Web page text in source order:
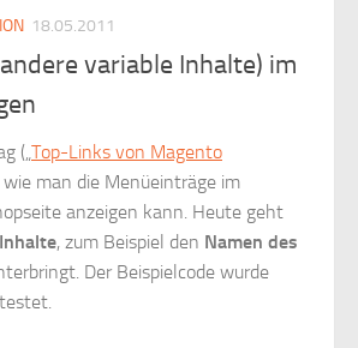
18.05.2011
variable Inhalte) im
(„Top-Links von Magento
wie man die Menüeinträge im
anzeigen kann. Heute geht
, zum Beispiel den Namen des
Der Beispielcode wurde